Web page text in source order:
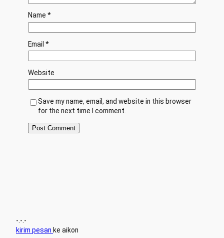
Name *
Email *
Website
Save my name, email, and website in this browser
for the next time I comment.
-.-.-
kirim pesan ke aikon